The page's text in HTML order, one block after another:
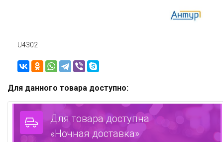
U4302
Для данного товара доступно:
Для товара доступна
«Ночная доставка»